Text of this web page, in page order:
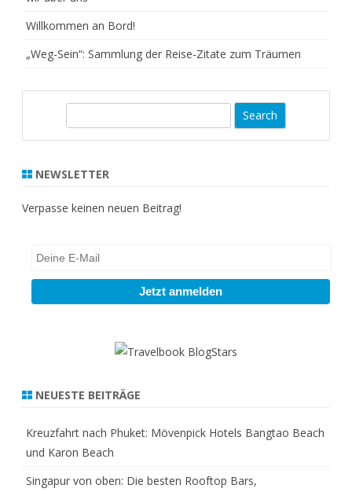
Willkommen an Bord!
„Weg-Sein“: Sammlung der Reise-Zitate zum Träumen
r
h
NEWSLETTER
Verpasse keinen neuen Beitrag!
NEUESTE BEITRÄGE
Kreuzfahrt nach Phuket: Mövenpick Hotels Bangtao Beach
und Karon Beach
Singapur von oben: Die besten Rooftop Bars,